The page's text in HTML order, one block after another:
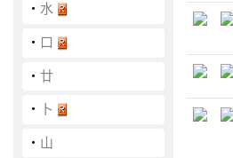
‧ 水
‧ 口
‧ 廿
‧ 卜
‧ 山